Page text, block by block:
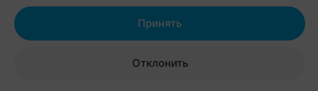
Здесь можно остановиться в одном из девяти
теплых четырехместных домиков с собственной
формат кемпинга, условия вполне комфортные: на
Отклонить
Принять